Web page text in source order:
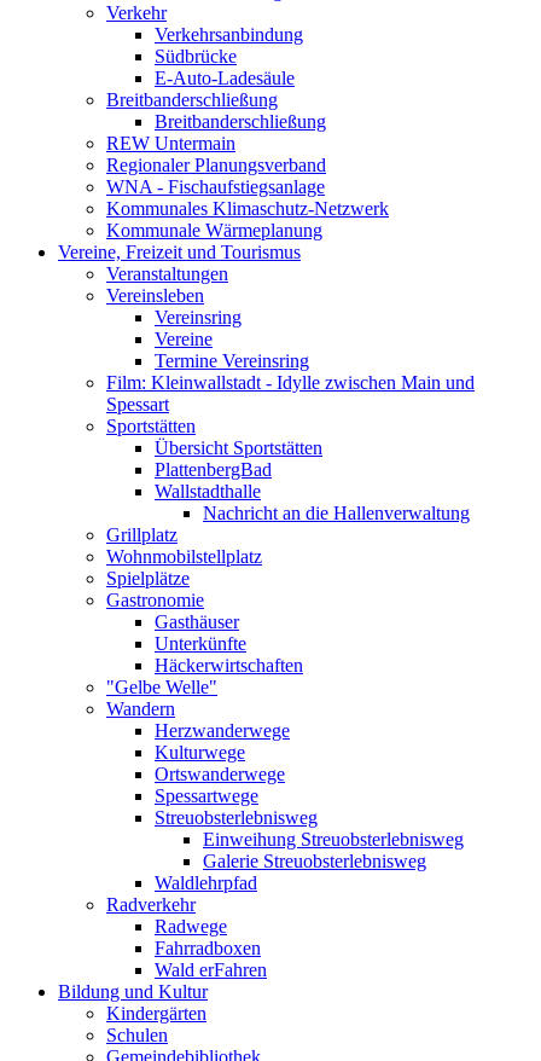
Verkehr
Verkehrsanbindung
Südbrücke
E-Auto-Ladesäule
Breitbanderschließung
Breitbanderschließung
REW Untermain
Regionaler Planungsverband
WNA - Fischaufstiegsanlage
Kommunales Klimaschutz-Netzwerk
Kommunale Wärmeplanung
Vereine, Freizeit und Tourismus
Veranstaltungen
Vereinsleben
Vereinsring
Vereine
Termine Vereinsring
Film: Kleinwallstadt - Idylle zwischen Main und
Spessart
Sportstätten
Übersicht Sportstätten
PlattenbergBad
Wallstadthalle
Nachricht an die Hallenverwaltung
Grillplatz
Wohnmobilstellplatz
Spielplätze
Gastronomie
Gasthäuser
Unterkünfte
Häckerwirtschaften
"Gelbe Welle"
Wandern
Herzwanderwege
Kulturwege
Ortswanderwege
Spessartwege
Streuobsterlebnisweg
Einweihung Streuobsterlebnisweg
Galerie Streuobsterlebnisweg
Waldlehrpfad
Radverkehr
Radwege
Fahrradboxen
Wald erFahren
Bildung und Kultur
Kindergärten
Schulen
Gemeindebibliothek